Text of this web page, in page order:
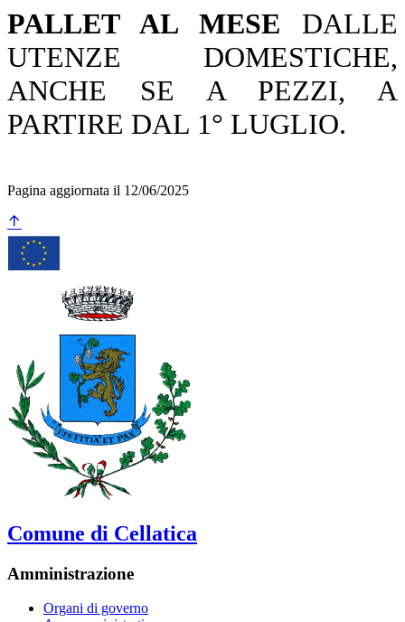
PALLET AL MESE DALLE
UTENZE DOMESTICHE,
ANCHE SE A PEZZI, A
PARTIRE DAL 1° LUGLIO.
Pagina aggiornata il 12/06/2025
Comune di Cellatica
Amministrazione
Organi di governo